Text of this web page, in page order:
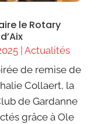
le Rotary
| Actualités
de remise de
Collaert, la
de Gardanne
grâce à Ole